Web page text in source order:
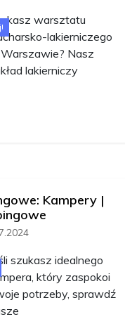
warsztatu
lakierniczego
Nasz
lakierniczy
Kampery |
szukasz idealnego
który zaspokoi
potrzeby, sprawdź